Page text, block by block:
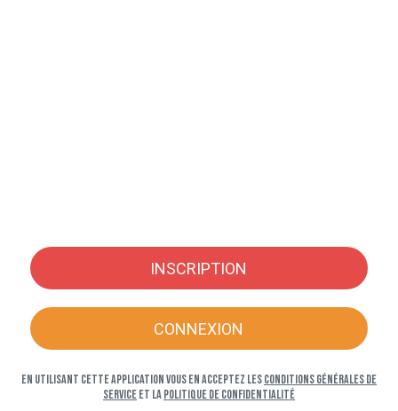
INSCRIPTION
CONNEXION
En utilisant cette application vous en acceptez lesConditions générales de
serviceet laPolitique de confidentialité